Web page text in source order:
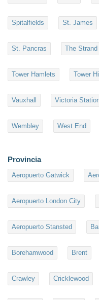
Spitalfields St. James
St. Pancras The Strand
Tower Hamlets Tower Hill
Vauxhall Victoria
Wembley West End
Provincia
Aeropuerto Gatwick
Aeropuerto London City
Aeropuerto Stansted
Borehamwood Brent
Crawley Cricklewood